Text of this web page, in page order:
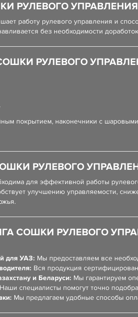
РУЛЕВОГО
работу рулевого управления и
без необходимости
РУЛЕВОГО
покрытием, наконечники с
РУЛЕВОГО
для эффективной работы
улучшению управляемости,
СОШКИ РУЛЕВОГО
для УАЗ: Мы предоставляем все
Вся продукция
и Беларуси: Мы гарантируем
Наши специалисты помогут точно
Мы предлагаем удобные способы